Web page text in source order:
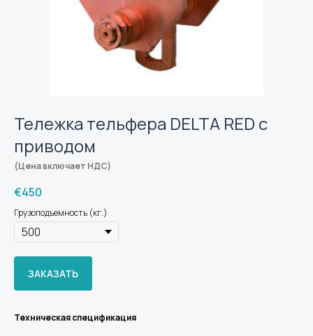
Тележка тельфера DELTA RED с
приводом
(Цена включает НДС)
€450
Грузоподъемность (кг.)
ЗАКАЗАТЬ
Техническая спецификация